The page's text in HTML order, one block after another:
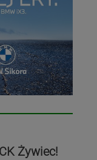
Żywiec!